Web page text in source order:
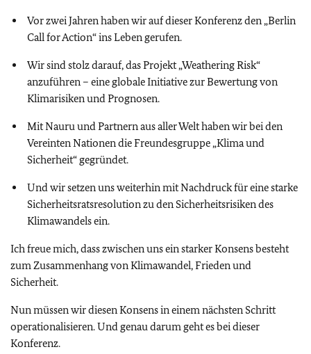
Vor zwei Jahren haben wir auf dieser Konferenz den „Berlin
Call for Action“ ins Leben gerufen.
Wir sind stolz darauf, das Projekt „Weathering Risk“
anzuführen – eine globale Initiative zur Bewertung von
Klimarisiken und Prognosen.
Mit Nauru und Partnern aus aller Welt haben wir bei den
Vereinten Nationen die Freundesgruppe „Klima und
Sicherheit“ gegründet.
Und wir setzen uns weiterhin mit Nachdruck für eine starke
Sicherheitsratsresolution zu den Sicherheitsrisiken des
Klimawandels ein.
Ich freue mich, dass zwischen uns ein starker Konsens besteht
zum Zusammenhang von Klimawandel, Frieden und
Sicherheit.
Nun müssen wir diesen Konsens in einem nächsten Schritt
operationalisieren. Und genau darum geht es bei dieser
Konferenz.